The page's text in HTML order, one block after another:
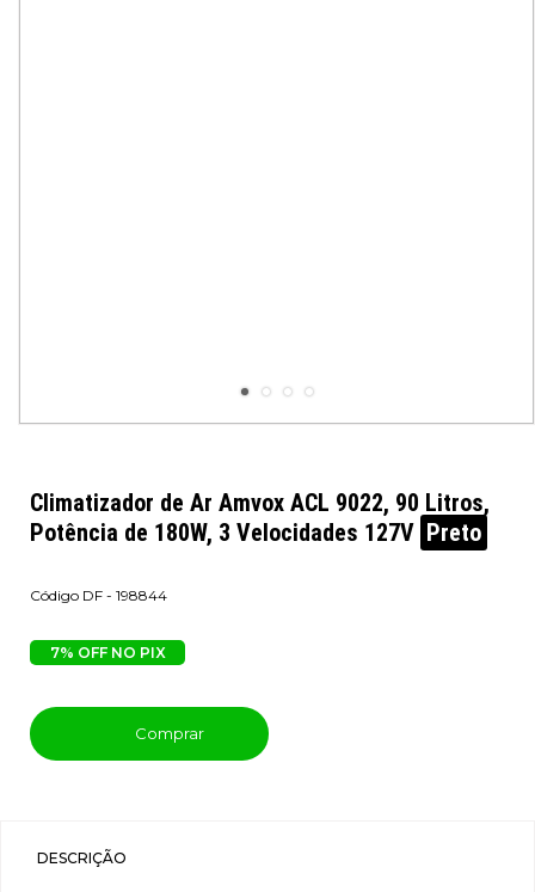
Climatizador de Ar Amvox ACL 9022, 90 Litros,
Potência de 180W, 3 Velocidades 127V Preto
DF - 198844
7% OFF NO PIX
Comprar
DESCRIÇÃO